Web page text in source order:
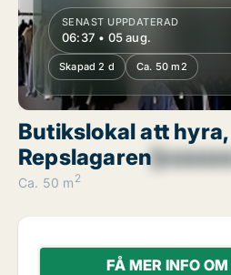
SENAST UPPDATERAD
06:37 • 05 aug.
Skapad 2 d Ca. 50 m2
Butikslokal att
Repslagaren
Ca. 50 m 2
FÅ MER INFO